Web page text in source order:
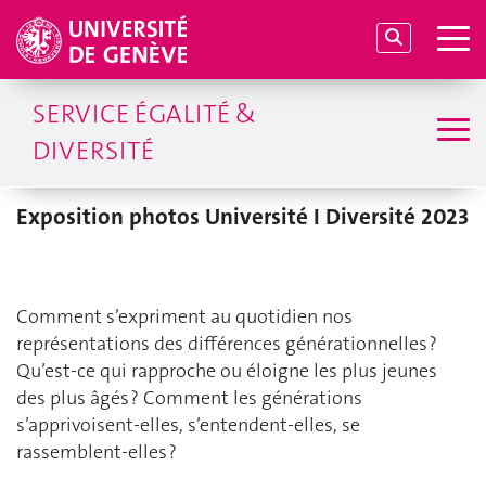
SERVICE ÉGALITÉ &
DIVERSITÉ
Exposition photos Université I Diversité 2023
Comment s’expriment au quotidien nos
représentations des différences générationnelles ?
Qu’est-ce qui rapproche ou éloigne les plus jeunes
des plus âgés ? Comment les générations
s’apprivoisent-elles, s’entendent-elles, se
rassemblent-elles ?